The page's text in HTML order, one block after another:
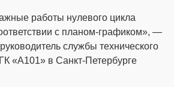
работы нулевого цикла
с планом-графиком», —
службы технического
«А101» в Санкт-Петербурге